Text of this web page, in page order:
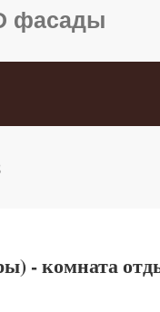
фасады
- комната